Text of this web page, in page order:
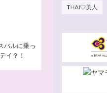
バルに乗っ
イ？！
THAI♡美人